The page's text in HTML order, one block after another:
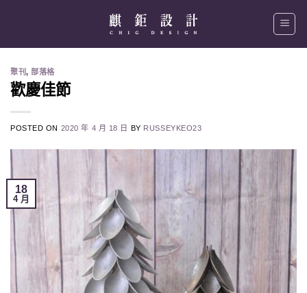
聚刊,部落格
歡慶佳節
POSTED ON 2020 年 4 月 18 日 BY RUSSEYKEO23
18
4 月